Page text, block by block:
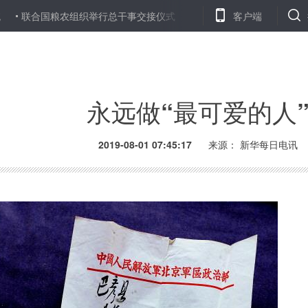
组织举行总干事交接仪式 纽约股市三大股指31日下跌 欧安
客户端
永远做“最可爱的人”
2019-08-01 07:45:17 来源： 新华每日电讯